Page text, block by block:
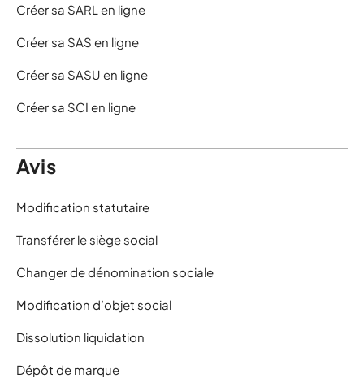
Créer sa SARL en ligne
Créer sa SAS en ligne
Créer sa SASU en ligne
Créer sa SCI en ligne
Avis
Modification statutaire
Transférer le siège social
Changer de dénomination sociale
Modification d’objet social
Dissolution liquidation
Dépôt de marque